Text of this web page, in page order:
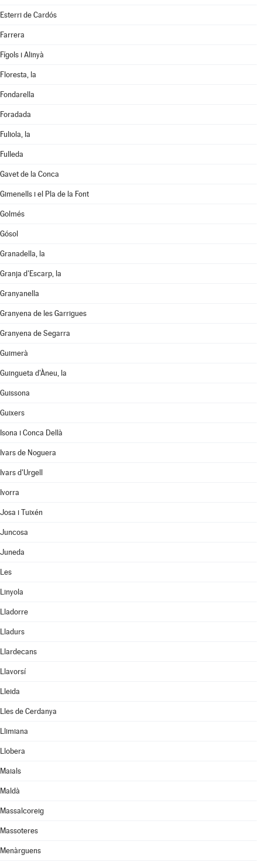
Esterri de Cardós
Farrera
Fígols i Alinyà
Floresta, la
Fondarella
Foradada
Fuliola, la
Fulleda
Gavet de la Conca
Gimenells i el Pla de la Font
Golmés
Gósol
Granadella, la
Granja d'Escarp, la
Granyanella
Granyena de les Garrigues
Granyena de Segarra
Guimerà
Guingueta d'Àneu, la
Guissona
Guixers
Isona i Conca Dellà
Ivars de Noguera
Ivars d'Urgell
Ivorra
Josa i Tuixén
Juncosa
Juneda
Les
Linyola
Lladorre
Lladurs
Llardecans
Llavorsí
Lleida
Lles de Cerdanya
Llimiana
Llobera
Maials
Maldà
Massalcoreig
Massoteres
Menàrguens